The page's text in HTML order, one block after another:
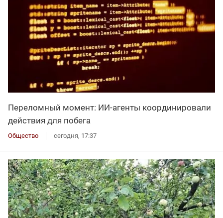
Переломный момент: ИИ-агенты координировали
действия для побега
Общество сегодня, 17:37